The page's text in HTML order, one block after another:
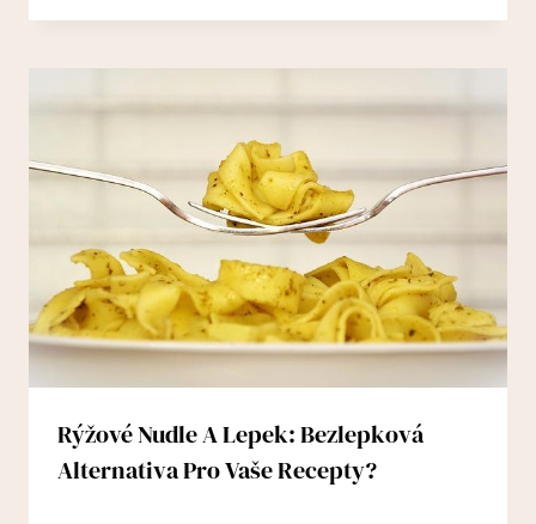
Rýžové Nudle A Lepek: Bezlepková
Alternativa Pro Vaše Recepty?